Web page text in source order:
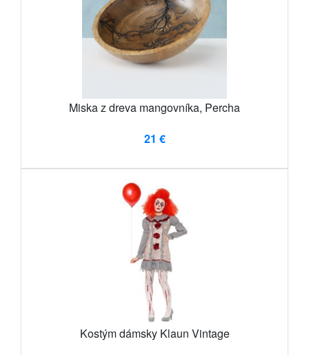
Miska z dreva mangovníka, Percha
21 €
Kostým dámsky Klaun Vintage